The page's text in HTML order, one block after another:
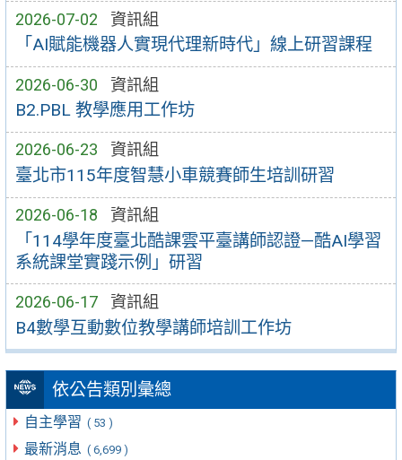
2026-07-02 資訊組
「AI賦能機器人實現代理新時代」線上研習課程
2026-06-30 資訊組
B2.PBL 教學應用工作坊
2026-06-23 資訊組
臺北市115年度智慧小車競賽師生培訓研習
2026-06-18 資訊組
「114學年度臺北酷課雲平臺講師認證—酷AI學習
系統課堂實踐示例」研習
2026-06-17 資訊組
B4數學互動數位教學講師培訓工作坊
依公告類別彙總
自主學習 ( 53 )
最新消息 ( 6,699 )